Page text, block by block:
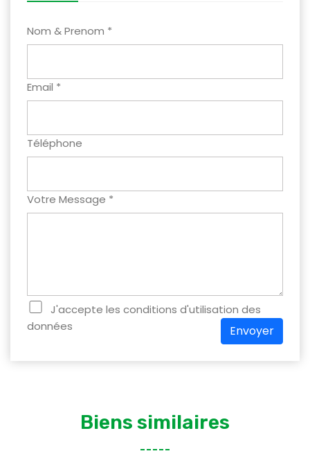
Nom & Prenom *
Email *
Téléphone
Votre Message *
J'accepte les conditions d'utilisation des
données
Envoyer
Biens similaires